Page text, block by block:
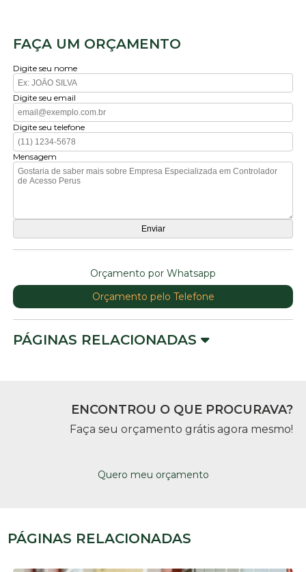
FAÇA UM ORÇAMENTO
Digite seu nome
Digite seu email
Digite seu telefone
Mensagem
Orçamento por Whatsapp
Orçamento pelo Telefone
PÁGINAS RELACIONADAS
ENCONTROU O QUE PROCURAVA?
Faça seu orçamento grátis agora mesmo!
Quero meu orçamento
PÁGINAS RELACIONADAS